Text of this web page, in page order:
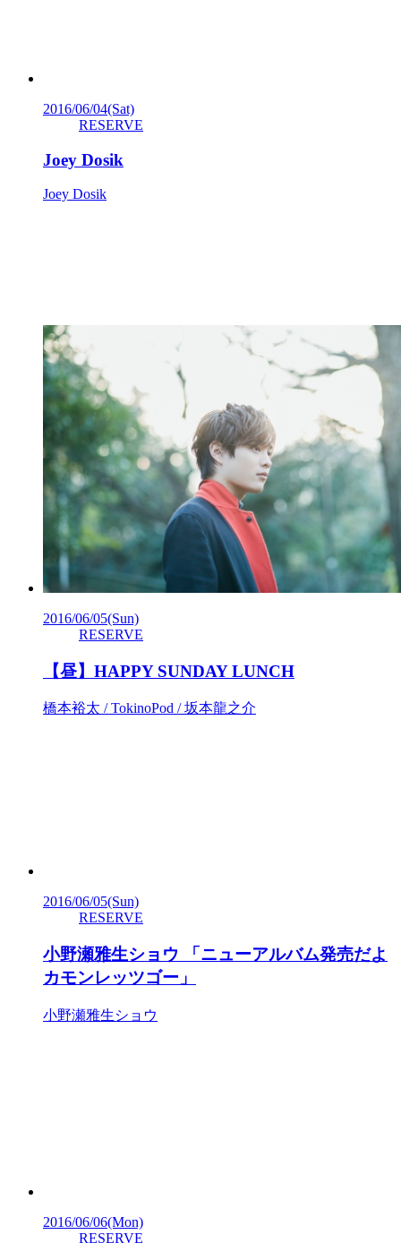
2016/06/04(Sat)
RESERVE
Joey Dosik
Joey Dosik
2016/06/05(Sun)
RESERVE
【昼】HAPPY SUNDAY LUNCH
橋本裕太 / TokinoPod / 坂本龍之介
2016/06/05(Sun)
RESERVE
小野瀬雅生ショウ 「ニューアルバム発売だよ
カモンレッツゴー」
小野瀬雅生ショウ
2016/06/06(Mon)
RESERVE